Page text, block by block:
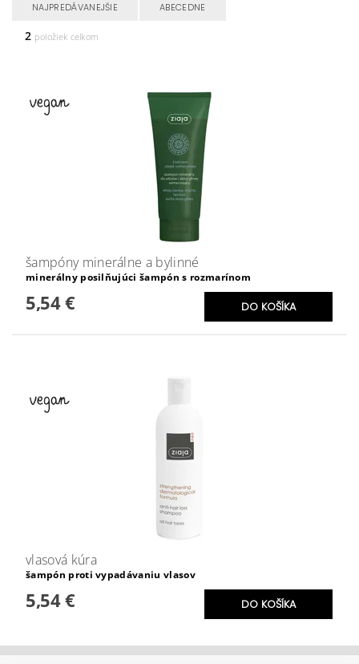
NAJPREDÁVANEJŠIE ABECEDNE
2 položiek celkom
šampóny minerálne a bylinné
minerálny posilňujúci šampón s rozmarínom
5,54 €
vlasová kúra
šampón proti vypadávaniu vlasov
5,54 €